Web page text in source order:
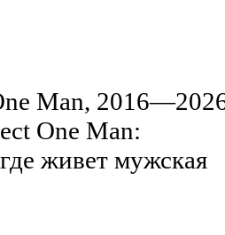
Man,